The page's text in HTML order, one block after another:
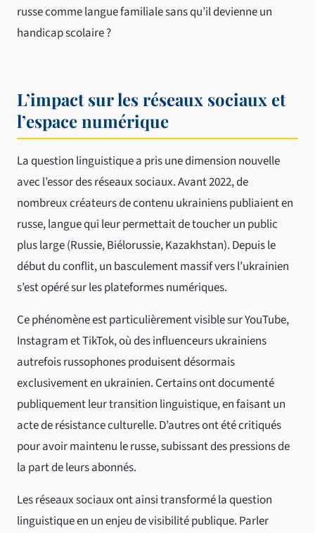
russe comme langue familiale sans qu’il devienne un
handicap scolaire ?
L’impact sur les réseaux sociaux et
l’espace numérique
La question linguistique a pris une dimension nouvelle
avec l’essor des réseaux sociaux. Avant 2022, de
nombreux créateurs de contenu ukrainiens publiaient en
russe, langue qui leur permettait de toucher un public
plus large (Russie, Biélorussie, Kazakhstan). Depuis le
début du conflit, un basculement massif vers l’ukrainien
s’est opéré sur les plateformes numériques.
Ce phénomène est particulièrement visible sur YouTube,
Instagram et TikTok, où des influenceurs ukrainiens
autrefois russophones produisent désormais
exclusivement en ukrainien. Certains ont documenté
publiquement leur transition linguistique, en faisant un
acte de résistance culturelle. D’autres ont été critiqués
pour avoir maintenu le russe, subissant des pressions de
la part de leurs abonnés.
Les réseaux sociaux ont ainsi transformé la question
linguistique en un enjeu de visibilité publique. Parler